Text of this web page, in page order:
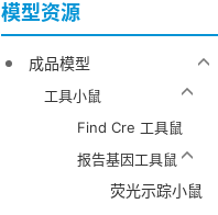
模型资源
成品模型
工具小鼠
Find Cre 工具鼠
报告基因工具鼠
荧光示踪小鼠